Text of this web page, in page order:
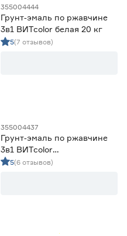
355004444
Грунт‑эмаль по ржавчине
3в1 ВИТcolor белая 20 кг
5(7 отзывов)
355004437
Грунт‑эмаль по ржавчине
3в1 ВИТcolor
красно‑коричневая 20 кг
5(6 отзывов)